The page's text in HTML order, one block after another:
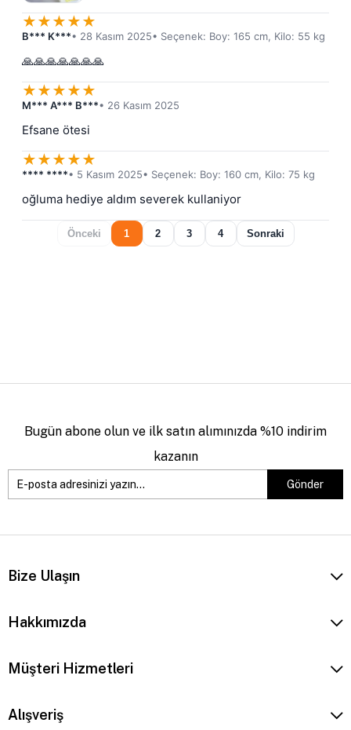
★★★★★
B*** K***• 28 Kasım 2025• Seçenek: Boy: 165 cm, Kilo: 55 kg
🙏🙏🙏🙏🙏🙏🙏
★★★★★
M*** A*** B***• 26 Kasım 2025
Efsane ötesi
★★★★★
**** ****• 5 Kasım 2025• Seçenek: Boy: 160 cm, Kilo: 75 kg
oğluma hediye aldım severek kullaniyor
Önceki 1 2 3 4 Sonraki
Bugün abone olun ve ilk satın alımınızda %10 indirim
kazanın
Gönder
Bize Ulaşın
Hakkımızda
Müşteri Hizmetleri
Alışveriş